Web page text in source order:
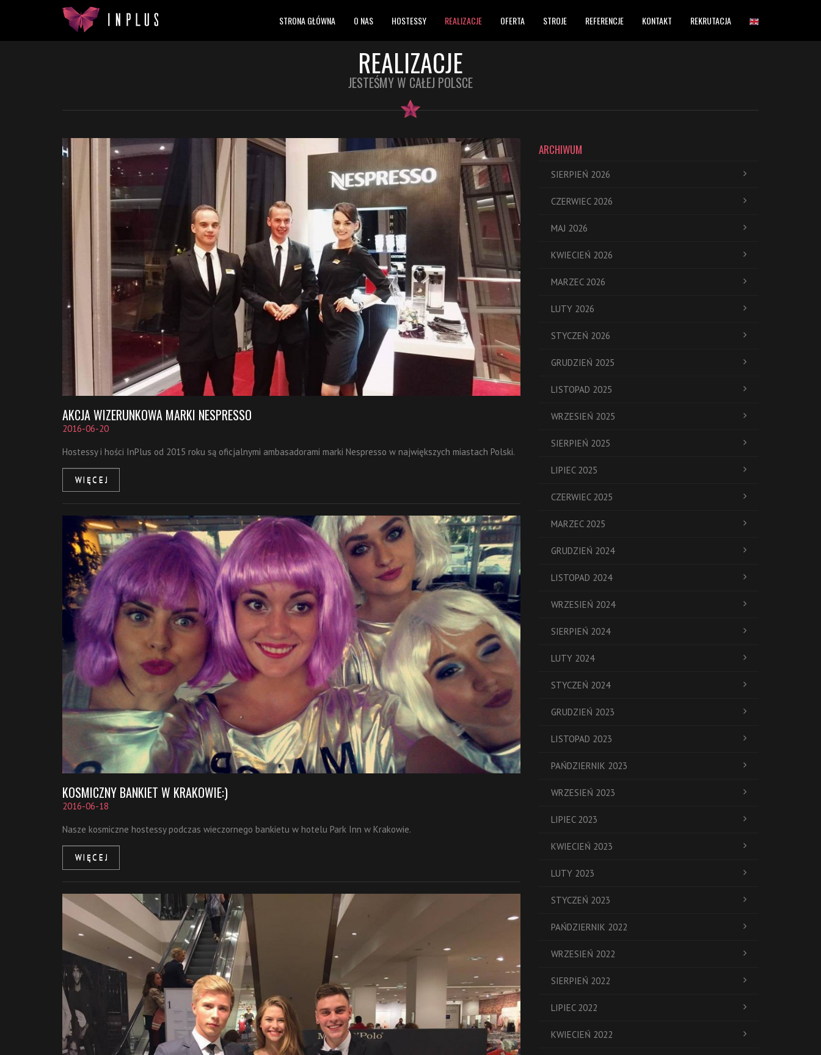
STRONA GŁÓWNA O NAS HOSTESSY REALIZACJE OFERTA STROJE REFERENCJE KONTAKT REKRUTACJA
REALIZACJE
JESTEŚMY W CAŁEJ POLSCE
AKCJA WIZERUNKOWA MARKI NESPRESSO
2016-06-20
Hostessy i hości InPlus od 2015 roku są oficjalnymi ambasadorami marki Nespresso w największych miastach Polski.
WIĘCEJ
KOSMICZNY BANKIET W KRAKOWIE:)
2016-06-18
Nasze kosmiczne hostessy podczas wieczornego bankietu w hotelu Park Inn w Krakowie.
WIĘCEJ
ARCHIWUM
SIERPIEŃ 2026
CZERWIEC 2026
MAJ 2026
KWIECIEŃ 2026
MARZEC 2026
LUTY 2026
STYCZEŃ 2026
GRUDZIEŃ 2025
LISTOPAD 2025
WRZESIEŃ 2025
SIERPIEŃ 2025
LIPIEC 2025
CZERWIEC 2025
MARZEC 2025
GRUDZIEŃ 2024
LISTOPAD 2024
WRZESIEŃ 2024
SIERPIEŃ 2024
LUTY 2024
STYCZEŃ 2024
GRUDZIEŃ 2023
LISTOPAD 2023
PAŃDZIERNIK 2023
WRZESIEŃ 2023
LIPIEC 2023
KWIECIEŃ 2023
LUTY 2023
STYCZEŃ 2023
PAŃDZIERNIK 2022
WRZESIEŃ 2022
SIERPIEŃ 2022
LIPIEC 2022
KWIECIEŃ 2022